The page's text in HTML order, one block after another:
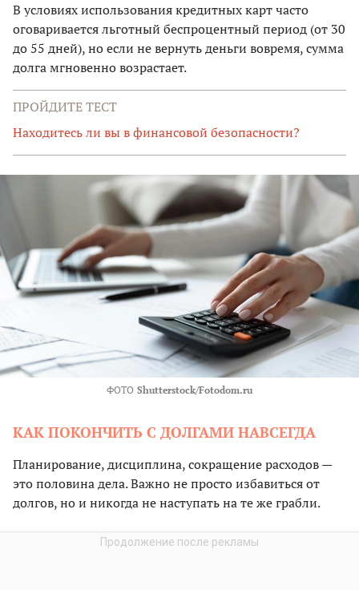
В условиях использования кредитных карт часто
оговаривается льготный беспроцентный период (от 30
до 55 дней), но если не вернуть деньги вовремя, сумма
долга мгновенно возрастает.
ПРОЙДИТЕ ТЕСТ
Находитесь ли вы в финансовой безопасности?
ФОТО Shutterstock/Fotodom.ru
КАК ПОКОНЧИТЬ С ДОЛГАМИ НАВСЕГДА
Планирование, дисциплина, сокращение расходов —
это половина дела. Важно не просто избавиться от
долгов, но и никогда не наступать на те же грабли.